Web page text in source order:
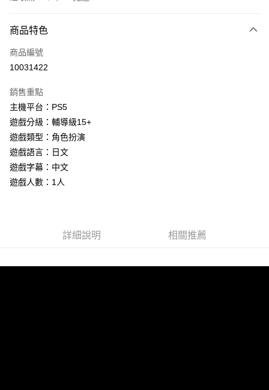
信用卡一次付款
超商取貨付款
Apple Pay
街口支付
悠遊付
Google Pay
商品特色
商品編號
10031422
銷售重點
主機平台：PS5
遊戲分級：輔導級15+
遊戲類型：角色扮演
遊戲語言：日文
遊戲字幕：中文
遊戲人數：1人
詳細說明 相關推薦